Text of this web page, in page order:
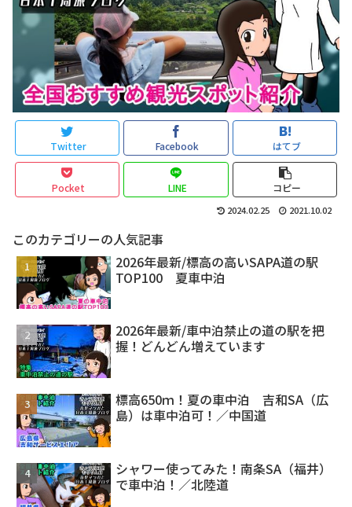
Twitter Facebook はてブ
Pocket LINE コピー
2024.02.25 2021.10.02
このカテゴリーの人気記事
2026年最新/標高の高いSAPA道の駅
TOP100 夏車中泊
2026年最新/車中泊禁止の道の駅を把
握！どんどん増えています
標高650ｍ！夏の車中泊 吉和SA（広
島）は車中泊可！／中国道
シャワー使ってみた！南条SA（福井）
で車中泊！／北陸道